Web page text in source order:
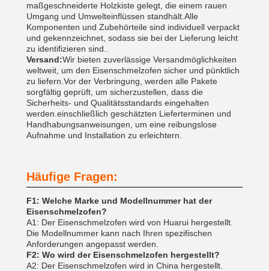
maßgeschneiderte Holzkiste gelegt, die einem rauen
Umgang und Umwelteinflüssen standhält.Alle
Komponenten und Zubehörteile sind individuell verpackt
und gekennzeichnet, sodass sie bei der Lieferung leicht
zu identifizieren sind..
Versand:Wir bieten zuverlässige Versandmöglichkeiten
weltweit, um den Eisenschmelzofen sicher und pünktlich
zu liefern.Vor der Verbringung, werden alle Pakete
sorgfältig geprüft, um sicherzustellen, dass die
Sicherheits- und Qualitätsstandards eingehalten
werden.einschließlich geschätzten Lieferterminen und
Handhabungsanweisungen, um eine reibungslose
Aufnahme und Installation zu erleichtern.
Häufige Fragen:
F1: Welche Marke und Modellnummer hat der
Eisenschmelzofen?
A1: Der Eisenschmelzofen wird von Huarui hergestellt.
Die Modellnummer kann nach Ihren spezifischen
Anforderungen angepasst werden.
F2: Wo wird der Eisenschmelzofen hergestellt?
A2: Der Eisenschmelzofen wird in China hergestellt.